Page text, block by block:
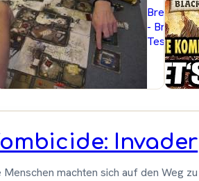
im
-
Test
Invader
Menschen machten sich auf den Weg